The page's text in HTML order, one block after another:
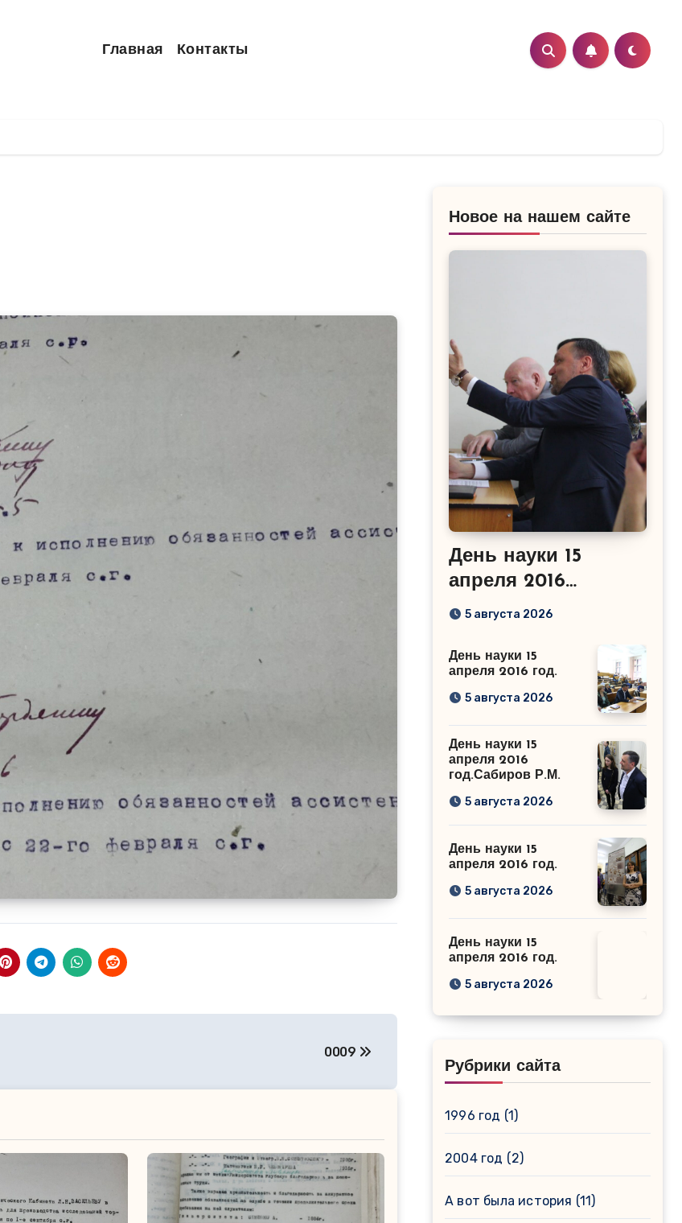
Главная Контакты
0009
Новое на нашем сайте
День науки 15
апреля 2016
год.Сабиров Р.М.
5 августа 2026
День науки 15
апреля 2016 год.
5 августа 2026
День науки 15
апреля 2016
год.Сабиров Р.М.
5 августа 2026
День науки 15
апреля 2016 год.
5 августа 2026
День науки 15
апреля 2016 год.
5 августа 2026
Рубрики сайта
1996 год (1)
2004 год (2)
А вот была история (11)